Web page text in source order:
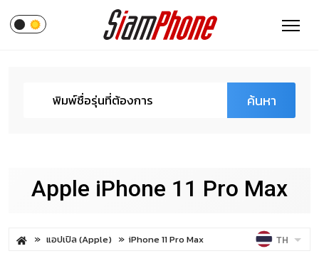
ค้นหา
Apple iPhone 11 Pro Max
แอปเปิล (Apple) iPhone 11 Pro Max TH